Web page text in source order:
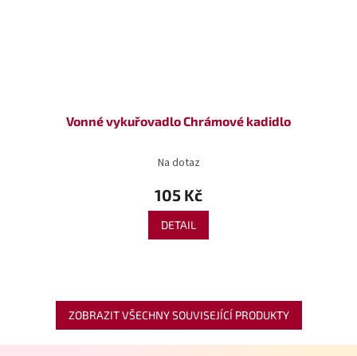
Vonné vykuřovadlo Chrámové kadidlo
Na dotaz
105 Kč
DETAIL
ZOBRAZIT VŠECHNY SOUVISEJÍCÍ PRODUKTY